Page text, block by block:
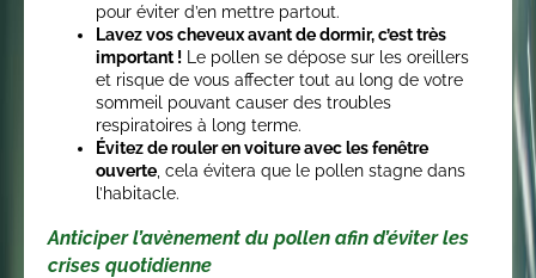
pour éviter d’en mettre partout.
Lavez vos cheveux avant de dormir, c’est très
important ! Le pollen se dépose sur les oreillers
et risque de vous affecter tout au long de votre
sommeil pouvant causer des troubles
respiratoires à long terme.
Évitez de rouler en voiture avec les fenêtre
ouverte , cela évitera que le pollen stagne dans
l’habitacle.
Anticiper l’avènement du pollen afin d’éviter les
crises quotidienne